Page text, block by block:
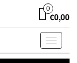
0
€0,00
Toggle